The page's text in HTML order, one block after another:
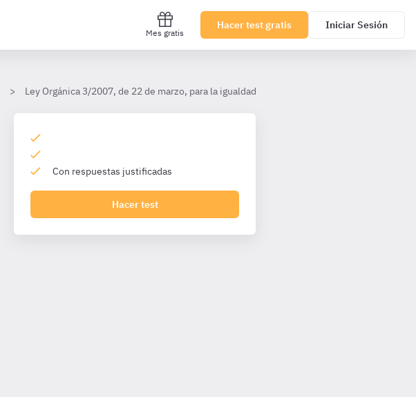
Mes gratis
Hacer test gratis Iniciar Sesión
Ley Orgánica 3/2007, de 22 de marzo, para la igualdad efectiva de mujeres y hombres
Con respuestas justificadas
Hacer test